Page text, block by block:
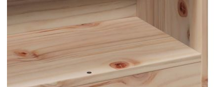
За матрак с размери: 75 x 190 cм (Ш x Д)
(матракът не е включен)
С ламелна основа
Табла за книги:
Размери: 81 x 24 x 82 см (Ш x Д x В)
Подходяща за матрак с ширина: 75 см